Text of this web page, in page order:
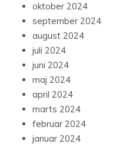
oktober 2024
september 2024
august 2024
juli 2024
juni 2024
maj 2024
april 2024
marts 2024
februar 2024
januar 2024